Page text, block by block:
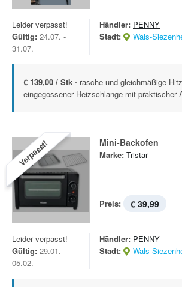
Leider verpasst!
Gültig: 24.07. -
31.07.
Händler: PENNY
Stadt:
Wals-
€ 139,00 / Stk - rasche und gleichmäßige
eingegossener Heizschlange mit praktischer
Verpasst! Mini-Backofen
Marke: Tristar
Preis: € 39,99
Leider verpasst!
Gültig: 29.01. -
05.02.
Händler: PENNY
Stadt:
Wals-